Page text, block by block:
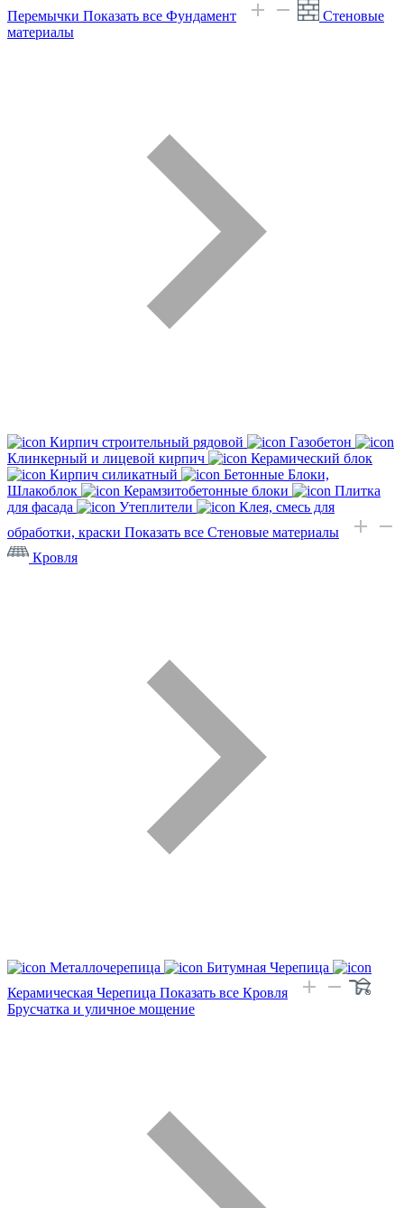
Перемычки Показать все Фундамент
Стеновые
материалы
Кирпич строительный рядовой
Газобетон
Клинкерный и лицевой кирпич
Керамический блок
Кирпич силикатный
Бетонные Блоки,
Шлакоблок
Керамзитобетонные блоки
Плитка
для фасада
Утеплители
Клея, смесь для
обработки, краски Показать все Стеновые материалы
Кровля
Металлочерепица
Битумная Черепица
Керамическая Черепица Показать все Кровля
Брусчатка и уличное мощение